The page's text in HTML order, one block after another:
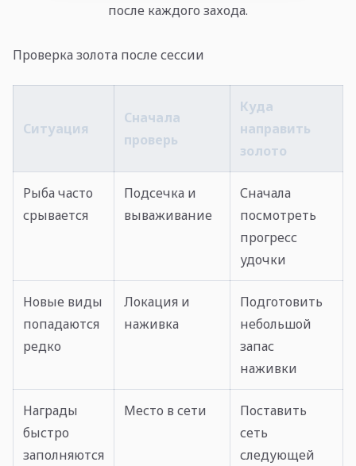
после каждого захода.
Проверка золота после сессии
Ситуация
Сначала
проверь
Куда
направить
золото
Рыба часто
срывается
Подсечка и
вываживание
Сначала
посмотреть
прогресс
удочки
Новые виды
попадаются
редко
Локация и
наживка
Подготовить
небольшой
запас
наживки
Награды
быстро
заполняются
Место в сети
Поставить
сеть
следующей